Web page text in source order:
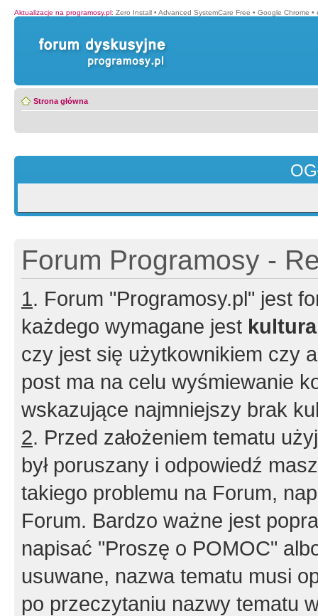
Aktualizacje na programosy.pl: Zero Install • Advanced SystemCare Free • Google Chrome •
Strona główna
Forum Programosy -
1. Forum "Programosy.pl" jest
każdego wymagane jest
czy jest się użytkownikiem czy
post ma na celu wyśmiewanie
wskazujące najmniejszy brak
2. Przed założeniem tematu
był poruszany i odpowiedź
takiego problemu na Forum,
Forum. Bardzo ważne jest
napisać "Proszę o POMOC"
usuwane, nazwa tematu musi
po przeczytaniu nazwy tematu